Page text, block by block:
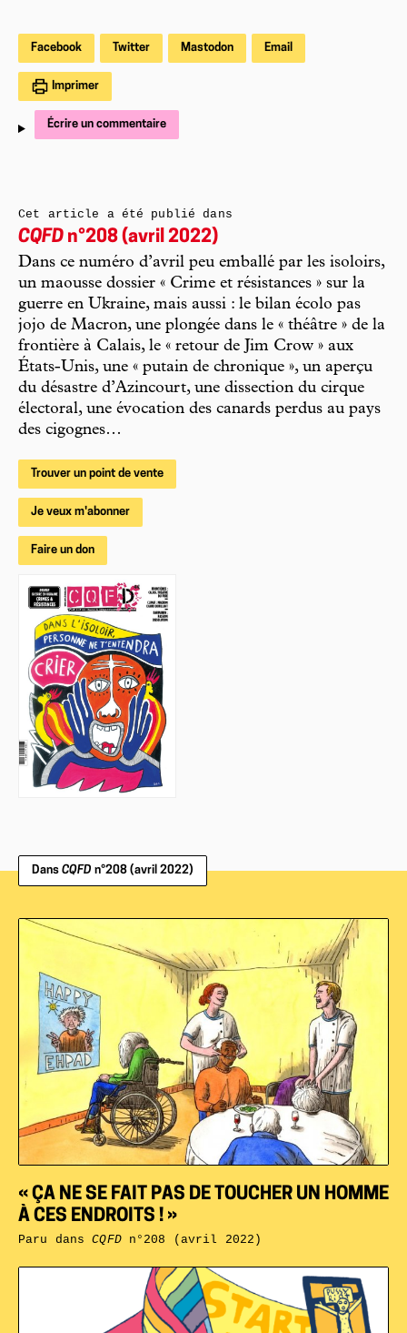
Facebook Twitter Mastodon Email
Imprimer
Écrire un commentaire
Cet article a été publié dans
CQFD n°208 (avril 2022)
Dans ce numéro d’avril peu emballé par les isoloirs,
un maousse dossier « Crime et résistances » sur la
guerre en Ukraine, mais aussi : le bilan écolo pas
jojo de Macron, une plongée dans le « théâtre » de la
frontière à Calais, le « retour de Jim Crow » aux
États-Unis, une « putain de chronique », un aperçu
du désastre d’Azincourt, une dissection du cirque
électoral, une évocation des canards perdus au pays
des cigognes…
Trouver un point de vente
Je veux m'abonner
Faire un don
Dans CQFD n°208 (avril 2022)
« ÇA NE SE FAIT PAS DE TOUCHER UN HOMME
À CES ENDROITS ! »
Paru dansCQFDn°208 (avril 2022)